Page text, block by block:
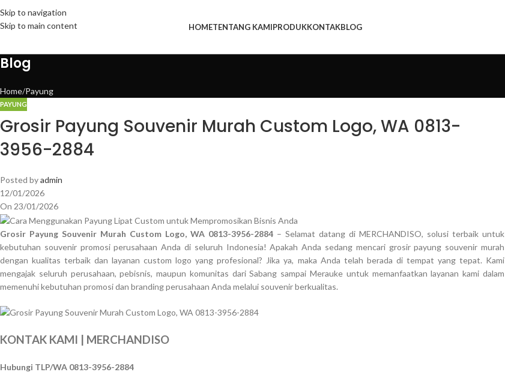
Skip to navigation
Skip to main content
HOMETENTANG KAMIPRODUKKONTAKBLOG
Blog
Home Payung
PAYUNG
Grosir Payung Souvenir Murah Custom Logo, WA 0813-
3956-2884
Posted byadmin
12/01/2026
On 23/01/2026
Grosir Payung Souvenir Murah Custom Logo, WA 0813-3956-2884– Selamat datang di MERCHANDISO, solusi terbaik untuk
kebutuhan souvenir promosi perusahaan Anda di seluruh Indonesia! Apakah Anda sedang mencari grosir payung souvenir murah
dengan kualitas terbaik dan layanan custom logo yang profesional? Jika ya, maka Anda telah berada di tempat yang tepat. Kami
mengajak seluruh perusahaan, pebisnis, maupun komunitas dari Sabang sampai Merauke untuk memanfaatkan layanan kami dalam
memenuhi kebutuhan promosi dan branding perusahaan Anda melalui souvenir berkualitas.
KONTAK KAMI | MERCHANDISO
Hubungi TLP/WA 0813-3956-2884